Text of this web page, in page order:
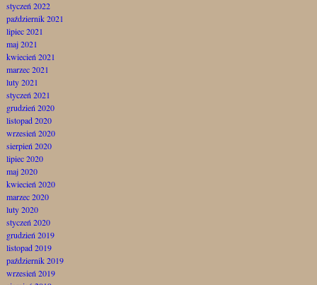
styczeń 2022
październik 2021
lipiec 2021
maj 2021
kwiecień 2021
marzec 2021
luty 2021
styczeń 2021
grudzień 2020
listopad 2020
wrzesień 2020
sierpień 2020
lipiec 2020
maj 2020
kwiecień 2020
marzec 2020
luty 2020
styczeń 2020
grudzień 2019
listopad 2019
październik 2019
wrzesień 2019